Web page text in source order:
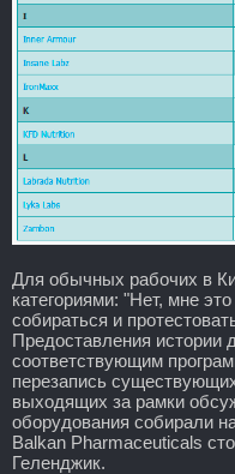
Для обычных рабочих в
категориями: "Нет, мне
собираться и
Предоставления истории
соответствующим
перезапись
выходящих за рамки
оборудования собирали
Balkan Pharmaceuticals
Геленджик.